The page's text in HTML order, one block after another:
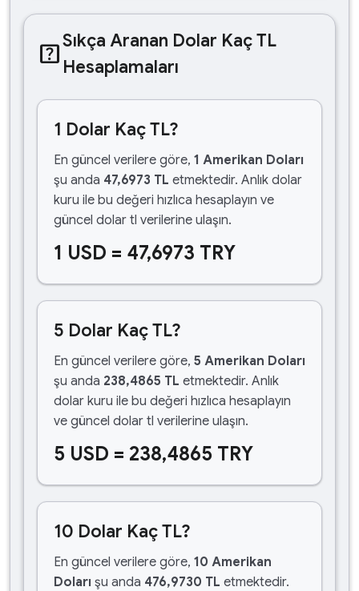
help_centerSıkça Aranan Dolar Kaç TL
Hesaplamaları
1 Dolar Kaç TL?
En güncel verilere göre, 1 Amerikan Doları
şu anda 47,6973 TL etmektedir. Anlık dolar
kuru ile bu değeri hızlıca hesaplayın ve
güncel dolar tl verilerine ulaşın.
1 USD = 47,6973 TRY
5 Dolar Kaç TL?
En güncel verilere göre, 5 Amerikan Doları
şu anda 238,4865 TL etmektedir. Anlık
dolar kuru ile bu değeri hızlıca hesaplayın
ve güncel dolar tl verilerine ulaşın.
5 USD = 238,4865 TRY
10 Dolar Kaç TL?
En güncel verilere göre, 10 Amerikan
Doları şu anda 476,9730 TL etmektedir.